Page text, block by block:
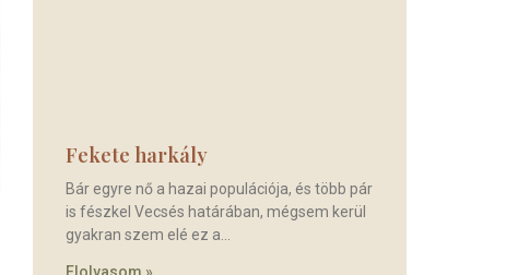
Fekete harkály
Bár egyre nő a hazai populációja, és több pár
is fészkel Vecsés határában, mégsem kerül
gyakran szem elé ez a